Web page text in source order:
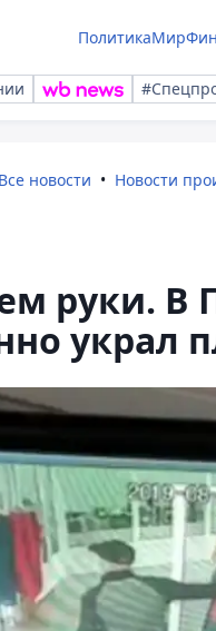
ПолитикаМир
Все новости Новости
руки. В
украл